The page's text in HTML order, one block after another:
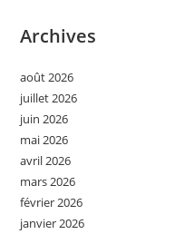
Archives
août 2026
juillet 2026
juin 2026
mai 2026
avril 2026
mars 2026
février 2026
janvier 2026